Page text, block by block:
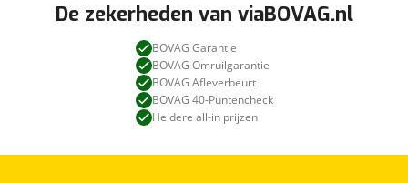
De zekerheden van viaBOVAG.nl
BOVAG Garantie
BOVAG Omruilgarantie
BOVAG Afleverbeurt
BOVAG 40-Puntencheck
Heldere all-in prijzen